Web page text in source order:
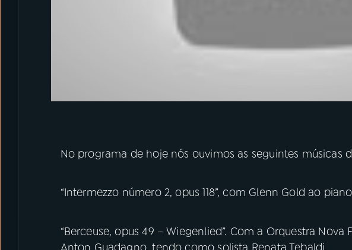
No programa de hoje nós ouvimos as seguintes músicas
“Intermezzo número 2, opus 118”, com Glenn Gold ao
“Berceuse, opus 49 – Wiegenlied”. Com a Orquestra